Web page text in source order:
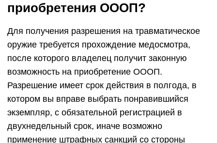
приобретения ОООП?
Для получения разрешения на травматическое
оружие требуется прохождение медосмотра,
после которого владелец получит законную
возможность на приобретение ОООП.
Разрешение имеет срок действия в полгода, в
котором вы вправе выбрать понравившийся
экземпляр, с обязательной регистрацией в
двухнедельный срок, иначе возможно
применение штрафных санкций со стороны